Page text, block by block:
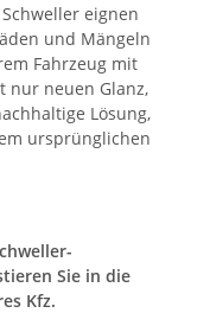
eignen
und Mängeln
Fahrzeug mit
nur neuen Glanz,
Lösung,
ursprünglichen
Sie in die
Kfz.